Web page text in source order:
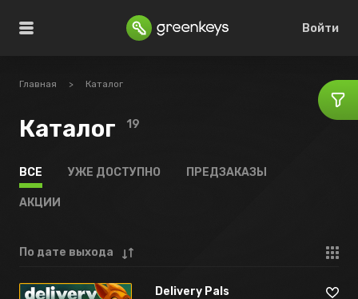
Войти
Главная > Каталог
Каталог 19
ВСЕ УЖЕ ДОСТУПНО ПРЕДЗАКАЗЫ
АКЦИИ
По дате выхода
Delivery Pals